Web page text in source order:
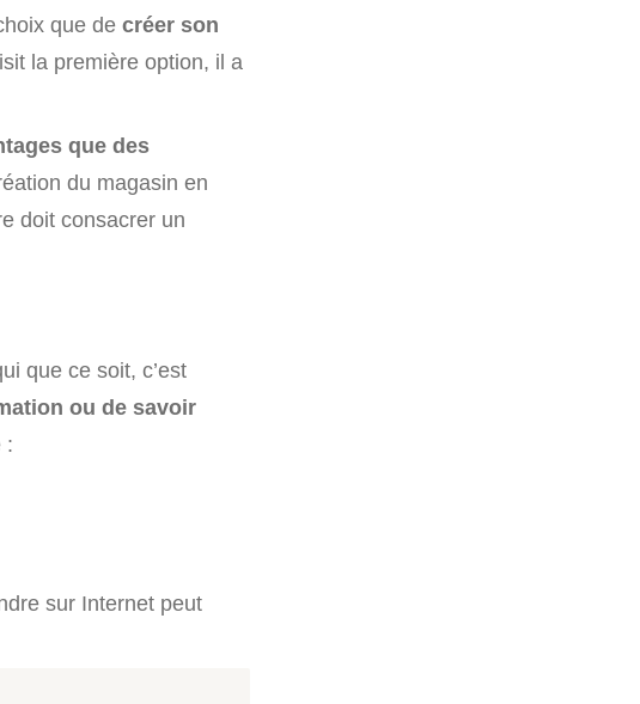
que de créer son
la première option, il a
que des
du magasin en
doit consacrer un
que ce soit, c’est
ou de savoir
:
sur Internet peut